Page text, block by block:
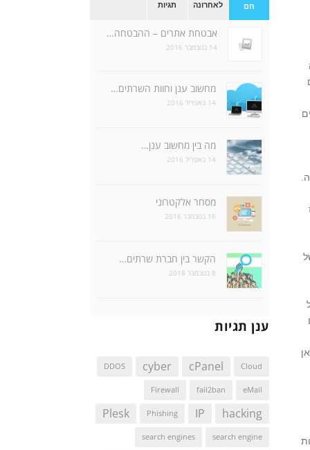
חם לאחרונה תגיות
אבטחת אתרים – ההבטחה…
14 בנובמבר 2016
מחשוב ענן וחוות השרתים…
14 באפריל 2016
מה בין מחשוב ענן…
14 באפריל 2016
מסחר אלקטרוני
16 בנובמבר 2016
הקשר בין חברת שרתים…
8 בנובמבר 2018
ענן תגיות
Cloud
cPanel
cyber
DDOS
eMail
fail2ban
Firewall
hacking
IP
Phishing
Plesk
search engine
search engines